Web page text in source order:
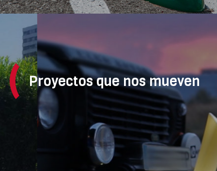
Proyectos que nos mueven